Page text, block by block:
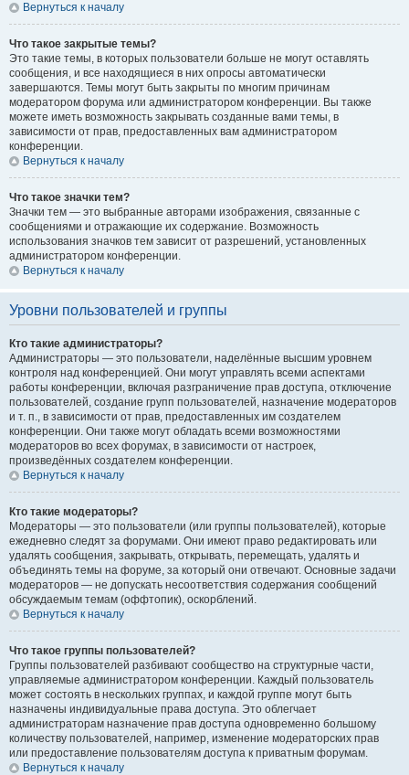
Вернуться к началу
Что такое закрытые темы?
Это такие темы, в которых пользователи больше не могут оставлять
сообщения, и все находящиеся в них опросы автоматически
завершаются. Темы могут быть закрыты по многим причинам
модератором форума или администратором конференции. Вы также
можете иметь возможность закрывать созданные вами темы, в
зависимости от прав, предоставленных вам администратором
конференции.
Вернуться к началу
Что такое значки тем?
Значки тем — это выбранные авторами изображения, связанные с
сообщениями и отражающие их содержание. Возможность
использования значков тем зависит от разрешений, установленных
администратором конференции.
Вернуться к началу
Уровни пользователей и группы
Кто такие администраторы?
Администраторы — это пользователи, наделённые высшим уровнем
контроля над конференцией. Они могут управлять всеми аспектами
работы конференции, включая разграничение прав доступа, отключение
пользователей, создание групп пользователей, назначение модераторов
и т. п., в зависимости от прав, предоставленных им создателем
конференции. Они также могут обладать всеми возможностями
модераторов во всех форумах, в зависимости от настроек,
произведённых создателем конференции.
Вернуться к началу
Кто такие модераторы?
Модераторы — это пользователи (или группы пользователей), которые
ежедневно следят за форумами. Они имеют право редактировать или
удалять сообщения, закрывать, открывать, перемещать, удалять и
объединять темы на форуме, за который они отвечают. Основные задачи
модераторов — не допускать несоответствия содержания сообщений
обсуждаемым темам (оффтопик), оскорблений.
Вернуться к началу
Что такое группы пользователей?
Группы пользователей разбивают сообщество на структурные части,
управляемые администратором конференции. Каждый пользователь
может состоять в нескольких группах, и каждой группе могут быть
назначены индивидуальные права доступа. Это облегчает
администраторам назначение прав доступа одновременно большому
количеству пользователей, например, изменение модераторских прав
или предоставление пользователям доступа к приватным форумам.
Вернуться к началу